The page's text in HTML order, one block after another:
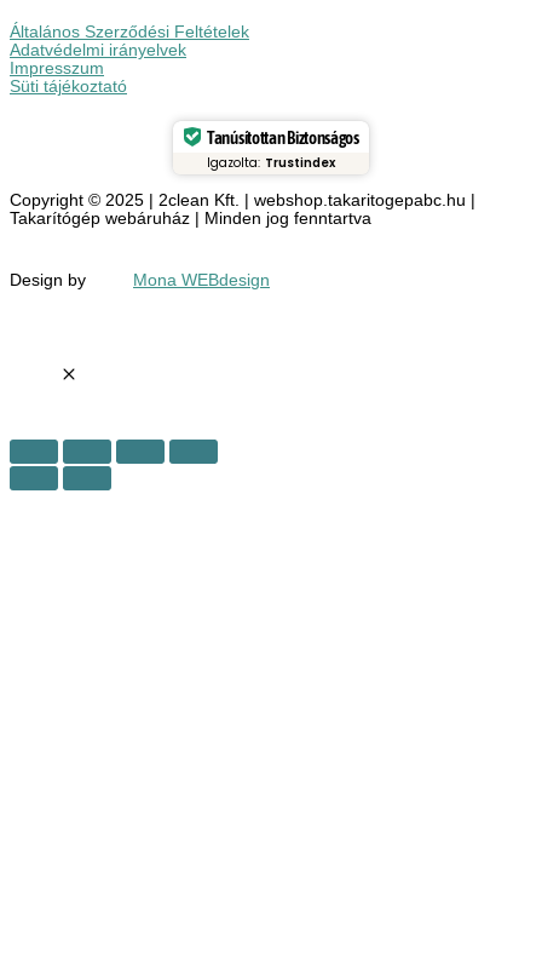
Általános Szerződési Feltételek
Adatvédelmi irányelvek
Impresszum
Süti tájékoztató
Tanúsítottan Biztonságos
Igazolta: Trustindex
Copyright © 2025 | 2clean Kft. | webshop.takaritogepabc.hu |
Takarítógép webáruház | Minden jog fenntartva
Design by Mona WEBdesign